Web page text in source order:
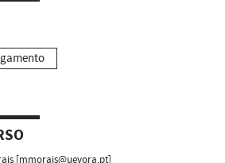
[mmorais@uevora.pt]